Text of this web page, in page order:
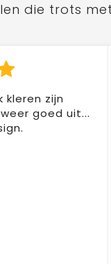
die trots
kleren zijn
goed uit...